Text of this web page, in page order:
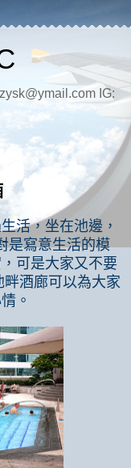
IG:
活，坐在池邊，
是寫意生活的模
可是大家又不要
酒廊可以為大家
。